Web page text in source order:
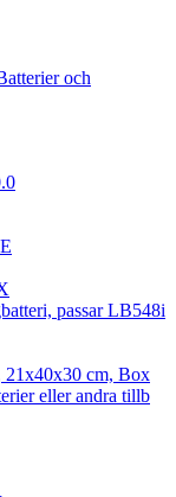
och
passar LB548i
21x40x30 cm, Box
eller andra tillb